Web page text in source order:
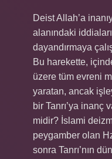
Deist Allah’a
alanındaki
dayandırmaya
Bu harekette,
üzere tüm evreni
yaratan, ancak
bir Tanrı’ya inanç
midir? İslami
peygamber olan
sonra Tanrı’nın